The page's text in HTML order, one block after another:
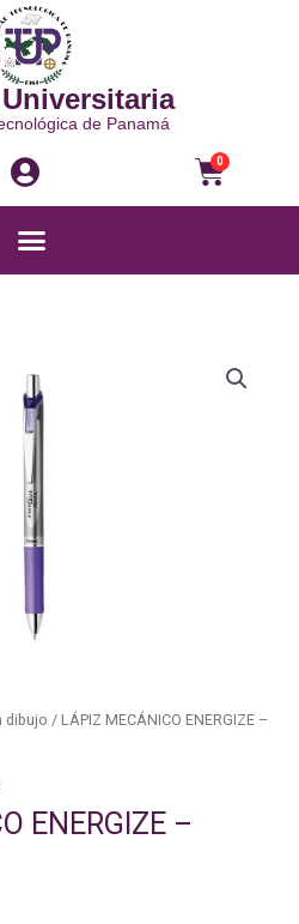
de Panamá
0
Menú
dibujo / LÁPIZ MECÁNICO ENERGIZE –
ENERGIZE –